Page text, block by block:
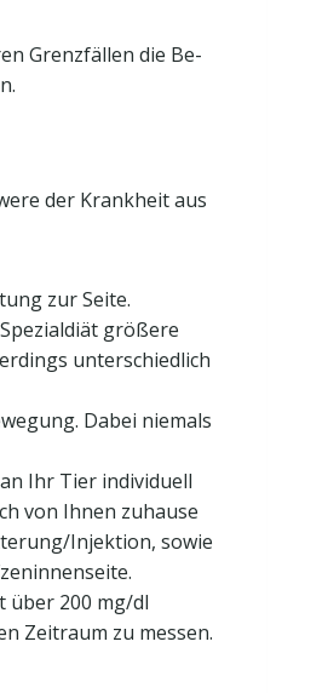
Grenzfällen die Be-
der Krankheit aus
zur Seite.
größere
unterschiedlich
Dabei niemals
Ihr Tier individuell
von Ihnen zuhause
Injektion, sowie
über 200 mg/dl
Zeitraum zu messen.